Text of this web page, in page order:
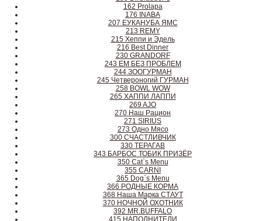
162 Prolapa
176 INABA
207 ЕУКАНУБА ЯМС
213 REMY
215 Хеппи и Эдель
216 Best Dinner
230 GRANDORF
243 ЕМ БЕЗ ПРОБЛЕМ
244 ЗООГУРМАН
245 Четвероногий ГУРМАН
258 BOWL WOW
265 ХАППИ ЛАППИ
269 AJO
270 Наш Рацион
271 SIRIUS
273 Одно Мясо
300 СЧАСТЛИВЧИК
330 ТЕРАГАВ
343 БАРБОС ТОБИК ПРИЗЁР
350 Cat`s Menu
355 CARNI
365 Dog`s Menu
366 РОДНЫЕ КОРМА
368 Наша Марка СТАУТ
370 НОЧНОЙ ОХОТНИК
392 MR.BUFFALO
415 НАПОЛНИТЕЛИ